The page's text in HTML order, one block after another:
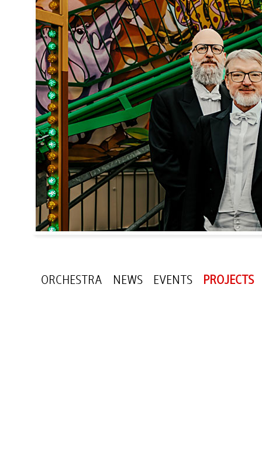
ORCHESTRA NEWS EVENTS PROJECTS